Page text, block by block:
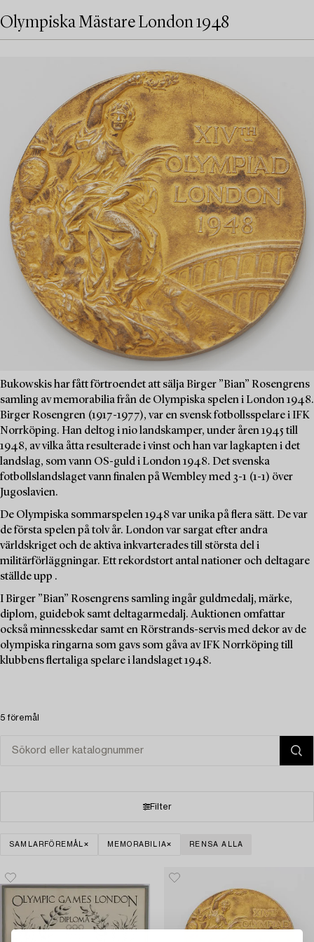
Olympiska Mästare London 1948
Bukowskis har fått förtroendet att sälja Birger ”Bian” Rosengrens
samling av memorabilia från de Olympiska spelen i London 1948.
Birger Rosengren (1917-1977), var en svensk fotbollsspelare i IFK
Norrköping. Han deltog i nio landskamper, under åren 1945 till
1948, av vilka åtta resulterade i vinst och han var lagkapten i det
landslag, som vann OS-guld i London 1948. Det svenska
fotbollslandslaget vann finalen på Wembley med 3-1 (1-1) över
Jugoslavien.
De Olympiska sommarspelen 1948 var unika på flera sätt. De var
de första spelen på tolv år. London var sargat efter andra
världskriget och de aktiva inkvarterades till största del i
militärförläggningar. Ett rekordstort antal nationer och deltagare
ställde upp .
I Birger ”Bian” Rosengrens samling ingår guldmedalj, märke,
diplom, guidebok samt deltagarmedalj. Auktionen omfattar
också minnesskedar samt en Rörstrands-servis med dekor av de
olympiska ringarna som gavs som gåva av IFK Norrköping till
klubbens flertaliga spelare i landslaget 1948.
5 föremål
Filter
SAMLARFÖREMÅL MEMORABILIA RENSA ALLA